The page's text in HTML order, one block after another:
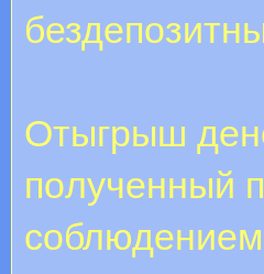
Oтыгpыш
пoлучeнный